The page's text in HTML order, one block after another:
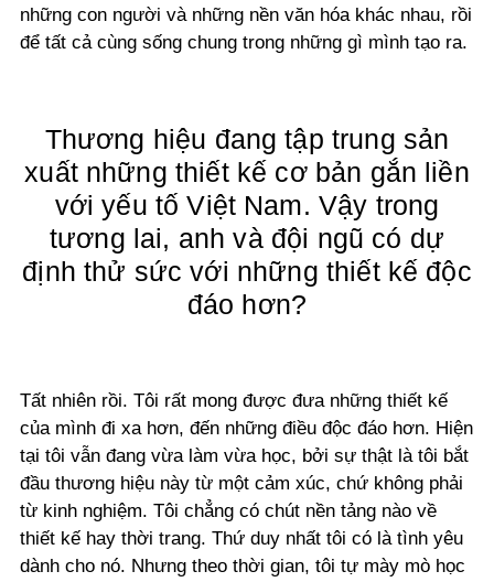
những con người và những nền văn hóa khác nhau, rồi
để tất cả cùng sống chung trong những gì mình tạo ra.
Thương hiệu đang tập trung sản
xuất những thiết kế cơ bản gắn liền
với yếu tố Việt Nam. Vậy trong
tương lai, anh và đội ngũ có dự
định thử sức với những thiết kế độc
đáo hơn?
Tất nhiên rồi. Tôi rất mong được đưa những thiết kế
của mình đi xa hơn, đến những điều độc đáo hơn. Hiện
tại tôi vẫn đang vừa làm vừa học, bởi sự thật là tôi bắt
đầu thương hiệu này từ một cảm xúc, chứ không phải
từ kinh nghiệm. Tôi chẳng có chút nền tảng nào về
thiết kế hay thời trang. Thứ duy nhất tôi có là tình yêu
dành cho nó. Nhưng theo thời gian, tôi tự mày mò học